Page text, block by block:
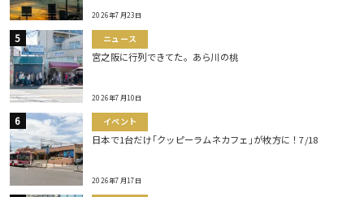
2026年7月23日
ニュース
宮之阪に行列できてた。あら川の桃
2026年7月10日
イベント
日本で1台だけ｢クッピーラムネカフェ｣が枚方に！7/18
2026年7月17日